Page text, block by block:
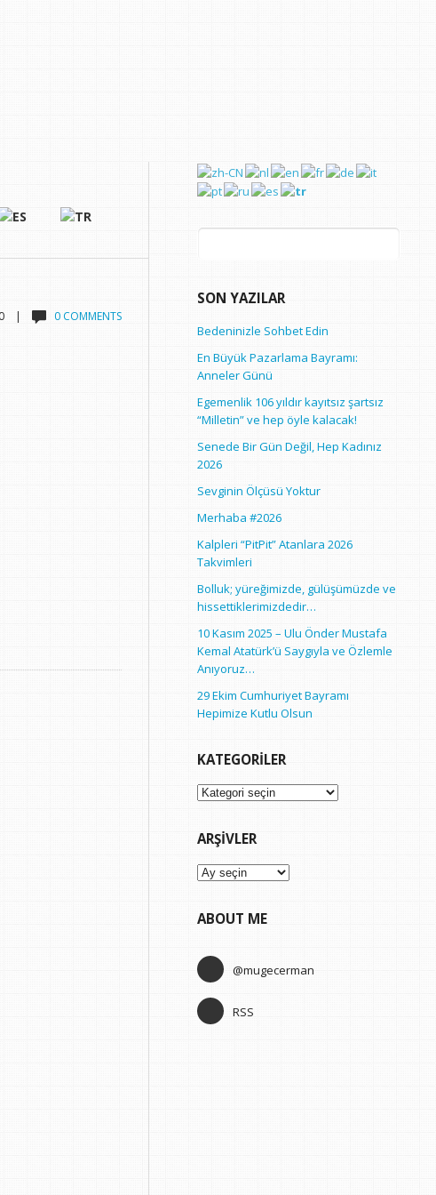
| 0 COMMENTS
Arama:
SON YAZILAR
Bedeninizle Sohbet Edin
En Büyük Pazarlama Bayramı:
Anneler Günü
Egemenlik 106 yıldır kayıtsız şartsız
“Milletin” ve hep öyle kalacak!
Senede Bir Gün Değil, Hep Kadınız
2026
Sevginin Ölçüsü Yoktur
Merhaba #2026
Kalpleri “PitPit” Atanlara 2026
Takvimleri
Bolluk; yüreğimizde, gülüşümüzde ve
hissettiklerimizdedir…
10 Kasım 2025 – Ulu Önder Mustafa
Kemal Atatürk’ü Saygıyla ve Özlemle
Anıyoruz…
29 Ekim Cumhuriyet Bayramı
Hepimize Kutlu Olsun
KATEGORILER
Kategoriler
ARŞIVLER
Arşivler
ABOUT ME
@mugecerman
RSS